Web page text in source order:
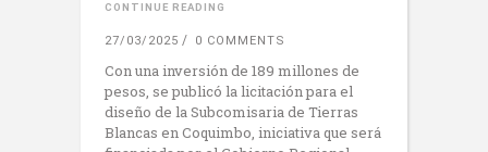
CONTINUE READING
27/03/2025 0 COMMENTS
Con una inversión de 189 millones de
pesos, se publicó la licitación para el
diseño de la Subcomisaria de Tierras
Blancas en Coquimbo, iniciativa que será